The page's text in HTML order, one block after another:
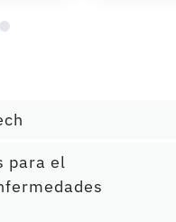
para el